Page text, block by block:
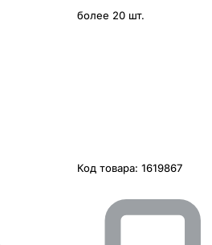
более 20 шт.
Код товара: 1619867